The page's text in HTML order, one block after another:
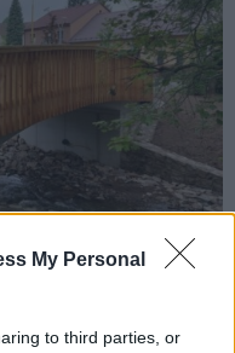
My Personal
to third parties, or